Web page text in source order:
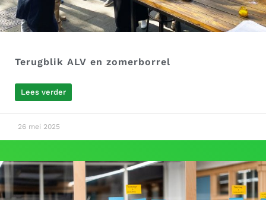
Terugblik ALV en zomerborrel
Lees verder
26 mei 2025